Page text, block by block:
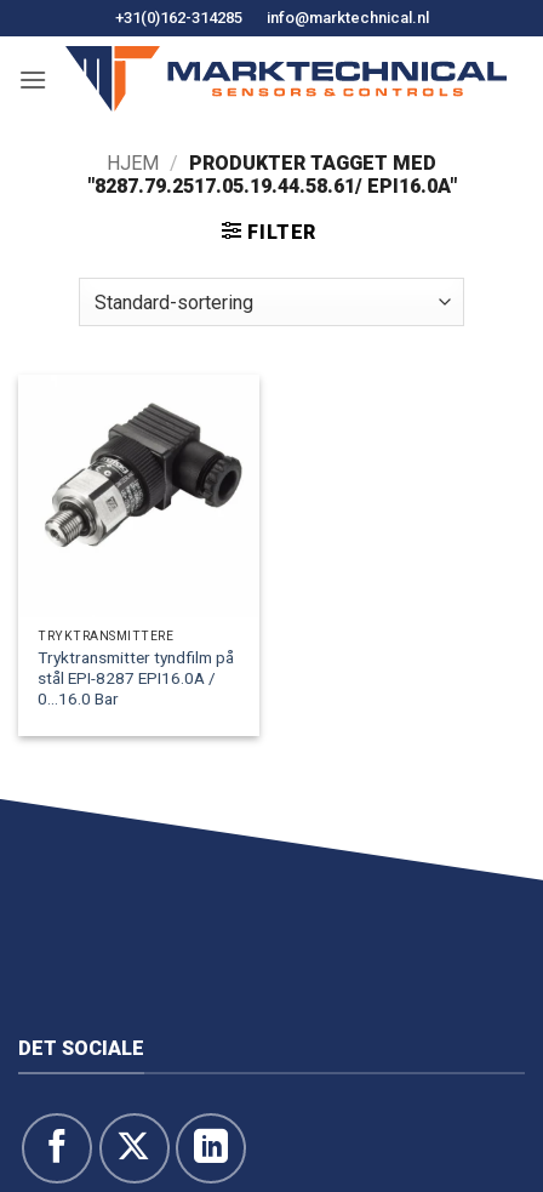
til
indhold
+31(0)162-314285 info@marktechnical.nl
HJEM / PRODUKTER TAGGET MED
"8287.79.2517.05.19.44.58.61/ EPI16.0A"
FILTER
TRYKTRANSMITTERE
Tryktransmitter tyndfilm på
stål EPI-8287 EPI16.0A /
0...16.0 Bar
DET SOCIALE